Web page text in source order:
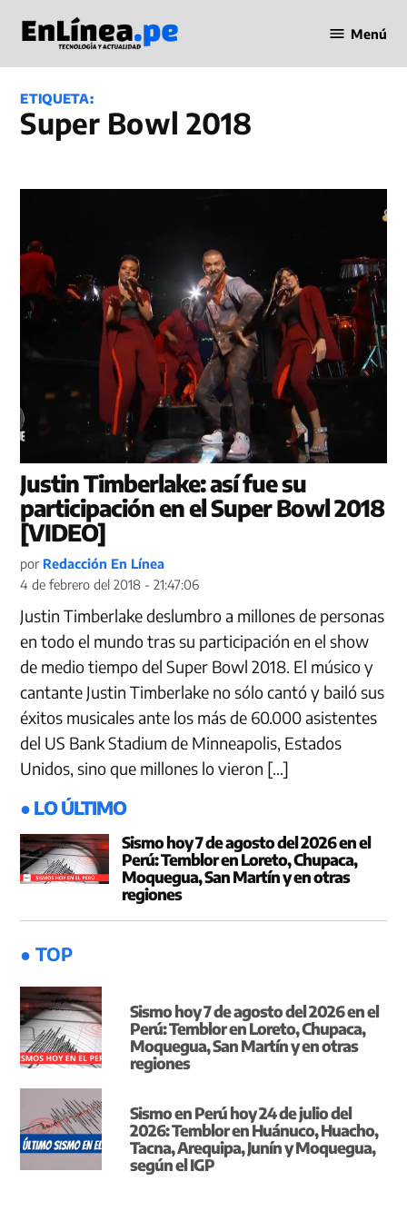
contenido
en Línea
Menú
ETIQUETA:
Super Bowl 2018
Justin Timberlake: así fue su
participación en el Super Bowl 2018
[VIDEO]
por Redacción En Línea
4 de febrero del 2018 - 21:47:06
Justin Timberlake deslumbro a millones de personas
en todo el mundo tras su participación en el show
de medio tiempo del Super Bowl 2018. El músico y
cantante Justin Timberlake no sólo cantó y bailó sus
éxitos musicales ante los más de 60.000 asistentes
del US Bank Stadium de Minneapolis, Estados
Unidos, sino que millones lo vieron […]
● LO ÚLTIMO
Sismo hoy 7 de agosto del 2026 en el
Perú: Temblor en Loreto, Chupaca,
Moquegua, San Martín y en otras
regiones
● TOP
Sismo hoy 7 de agosto del 2026 en el
Perú: Temblor en Loreto, Chupaca,
Moquegua, San Martín y en otras
regiones
Sismo en Perú hoy 24 de julio del
2026: Temblor en Huánuco, Huacho,
Tacna, Arequipa, Junín y Moquegua,
según el IGP